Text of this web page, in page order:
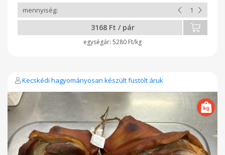
3168 Ft / pár
5280 Ft/kg
Kecskédi hagyományosan készült füstölt áruk